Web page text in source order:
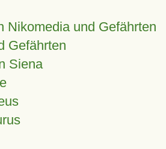
Nikomedia und Gefährten
Gefährten
Siena